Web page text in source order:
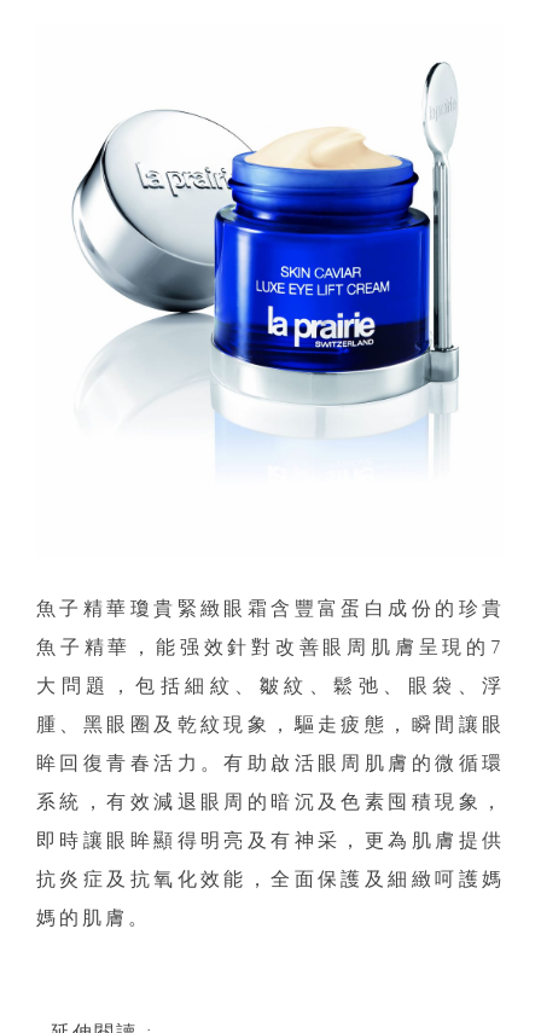
魚子精華瓊貴緊緻眼霜含豐富蛋白成份的珍貴
魚子精華，能强效針對改善眼周肌膚呈現的7
大問題，包括細紋、皺紋、鬆弛、眼袋、浮
腫、黑眼圈及乾紋現象，驅走疲態，瞬間讓眼
眸回復青春活力。有助啟活眼周肌膚的微循環
系統，有效減退眼周的暗沉及色素囤積現象，
即時讓眼眸顯得明亮及有神采，更為肌膚提供
抗炎症及抗氧化效能，全面保護及細緻呵護媽
媽的肌膚。